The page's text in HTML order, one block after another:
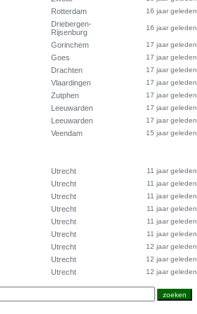
Rotterdam 16 jaar geleden
Driebergen-
Rijsenburg
16 jaar geleden
Gorinchem 17 jaar geleden
Goes 17 jaar geleden
Drachten 17 jaar geleden
Vlaardingen 17 jaar geleden
Zutphen 17 jaar geleden
Leeuwarden 17 jaar geleden
Leeuwarden 17 jaar geleden
Veendam 15 jaar geleden
Utrecht 11 jaar geleden
Utrecht 11 jaar geleden
Utrecht 11 jaar geleden
Utrecht 11 jaar geleden
Utrecht 11 jaar geleden
Utrecht 11 jaar geleden
Utrecht 12 jaar geleden
Utrecht 12 jaar geleden
Utrecht 12 jaar geleden